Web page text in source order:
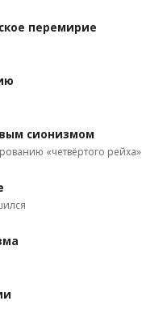
перемирие
сионизмом
«четвёртого рейха»